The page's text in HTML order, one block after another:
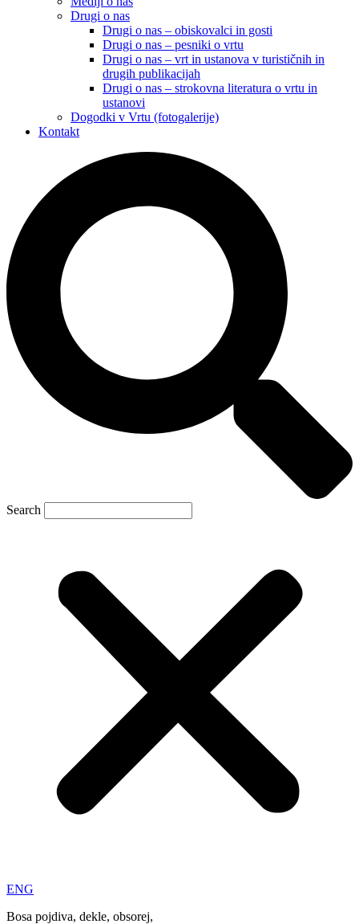
Drugi o nas
Drugi o nas – obiskovalci in gosti
Drugi o nas – pesniki o vrtu
Drugi o nas – vrt in ustanova v turističnih in
drugih publikacijah
Drugi o nas – strokovna literatura o vrtu in
ustanovi
Dogodki v Vrtu (fotogalerije)
Kontakt
Search
ENG
Bosa pojdiva, dekle, obsorej,